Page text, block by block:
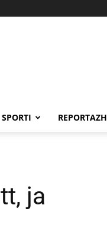
SPORTI REPORTAZH
ja